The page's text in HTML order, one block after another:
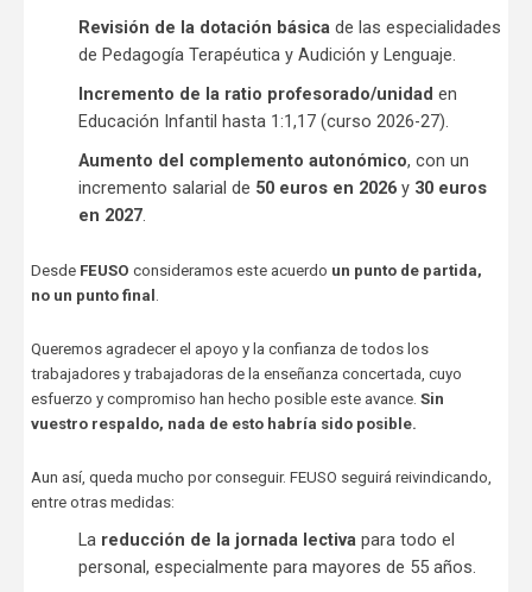
Revisión de la dotación básicade las especialidades
de Pedagogía Terapéutica y Audición y Lenguaje.
Incremento de la ratio profesorado/unidad en
Educación Infantil hasta 1:1,17 (curso 2026-27).
Aumento del complemento autonómico, con un
incremento salarial de 50 euros en 2026y 30 euros
en 2027.
Desde FEUSO consideramos este acuerdo un punto de partida,
no un punto final
Queremos agradecer el apoyo y la confianza de todos los
trabajadores y trabajadoras de la enseñanza concertada, cuyo
esfuerzo y compromiso han hecho posible este avance. Sin
vuestro respaldo, nada de esto habría sido posible.
Aun así, queda mucho por conseguir. FEUSO seguirá reivindicando,
entre otras medidas:
La reducción de la jornada lectivapara todo el
personal, especialmente para mayores de 55 años.